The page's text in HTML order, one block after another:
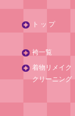
ト ッ プ
袴一覧
着物リメイク
クリーニング